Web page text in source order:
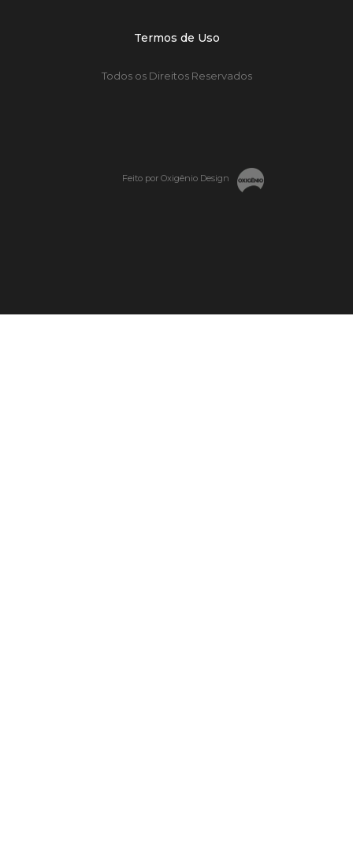
Termos de Uso
Todos os Direitos Reservados
Feito por Oxigênio Design